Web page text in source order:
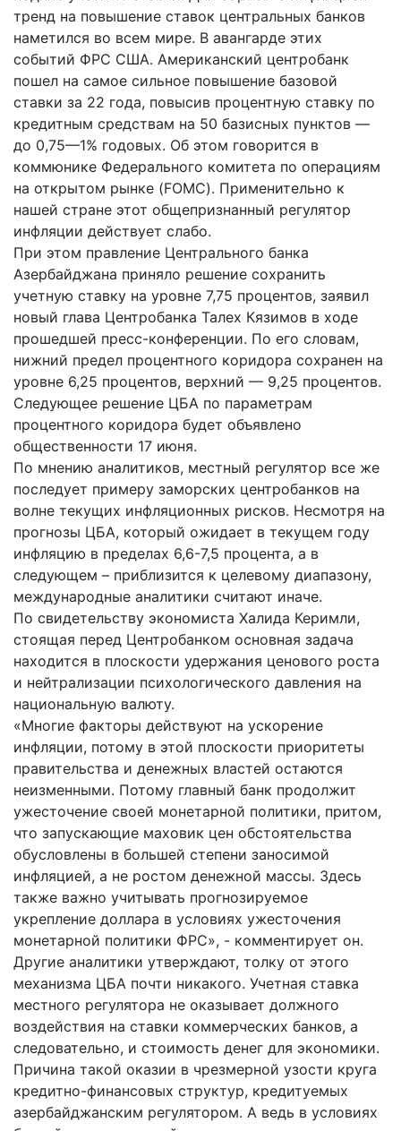
тренд на повышение ставок центральных банков
наметился во всем мире. В авангарде этих
событий ФРС США. Американский центробанк
пошел на самое сильное повышение базовой
ставки за 22 года, повысив процентную ставку по
кредитным средствам на 50 базисных пунктов —
до 0,75—1% годовых. Об этом говорится в
коммюнике Федерального комитета по операциям
на открытом рынке (FOMC). Применительно к
нашей стране этот общепризнанный регулятор
инфляции действует слабо.
При этом правление Центрального банка
Азербайджана приняло решение сохранить
учетную ставку на уровне 7,75 процентов, заявил
новый глава Центробанка Талех Кязимов в ходе
прошедшей пресс-конференции. По его словам,
нижний предел процентного коридора сохранен на
уровне 6,25 процентов, верхний — 9,25 процентов.
Следующее решение ЦБА по параметрам
процентного коридора будет объявлено
общественности 17 июня.
По мнению аналитиков, местный регулятор все же
последует примеру заморских центробанков на
волне текущих инфляционных рисков. Несмотря на
прогнозы ЦБА, который ожидает в текущем году
инфляцию в пределах 6,6-7,5 процента, а в
следующем – приблизится к целевому диапазону,
международные аналитики считают иначе.
По свидетельству экономиста Халида Керимли,
стоящая перед Центробанком основная задача
находится в плоскости удержания ценового роста
и нейтрализации психологического давления на
национальную валюту.
«Многие факторы действуют на ускорение
инфляции, потому в этой плоскости приоритеты
правительства и денежных властей остаются
неизменными. Потому главный банк продолжит
ужесточение своей монетарной политики, притом,
что запускающие маховик цен обстоятельства
обусловлены в большей степени заносимой
инфляцией, а не ростом денежной массы. Здесь
также важно учитывать прогнозируемое
укрепление доллара в условиях ужесточения
монетарной политики ФРС», - комментирует он.
Другие аналитики утверждают, толку от этого
механизма ЦБА почти никакого. Учетная ставка
местного регулятора не оказывает должного
воздействия на ставки коммерческих банков, а
следовательно, и стоимость денег для экономики.
Причина такой оказии в чрезмерной узости круга
кредитно-финансовых структур, кредитуемых
азербайджанским регулятором. А ведь в условиях